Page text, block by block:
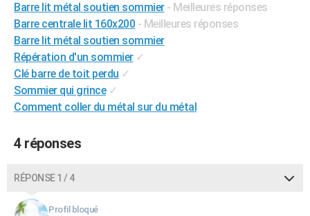
Dictionnaire
Biographies
Citations
Expressions
Proverbes
COPAINS D'AVANT
S'inscrire
Se connecter
Lycées
Collèges
Primaires
Universités
Entreprises
Service militaire
Avis de recherche
AVIS DE DÉCÈS
FORUM
Barre lit métal soutien sommier - Meilleures réponses
Barre centrale lit 160x200 - Meilleures réponses
Barre lit métal soutien sommier
Répération d'un sommier ✓
Clé barre de toit perdu ✓
Sommier qui grince ✓
Comment coller du métal sur du métal
4 réponses
RÉPONSE 1 / 4
Profil bloqué